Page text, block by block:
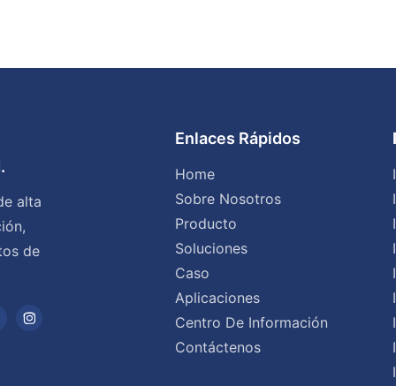
alta
de
Enlaces Rápidos
Home
Sobre Nosotros
Producto
Soluciones
Caso
Aplicaciones
Centro De Información
Contáctenos